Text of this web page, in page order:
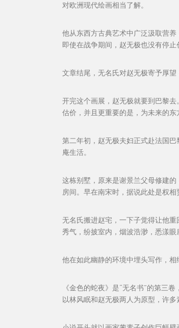
对欧洲现代绘画相当了解。
他从东西方古典艺术中广泛汲取营
即使在战争期间，赵无极也没有停止
文章结尾，无名氏对赵无极寄予厚望
开完这个画展，赵无极就要到巴黎
估价，并且更重要的是，为未来的东
第二年初，赵无极夫妇正式赴法国
庵生活。
这栋别墅，原来是谢景兰父母修建
房间。早在南宋时，据说此处是权
无名氏搬进赵宅，一下子觉得让他
秀气，纷披室内，烟波浩渺，悉漾眼
他在如此幽静的环境中埋头写作，相
《金色的蛇夜》是“无名书”的第三
以林风眠和赵无极两人为原型，许多